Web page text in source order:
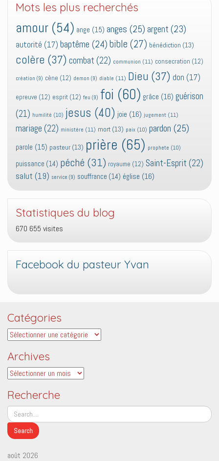
Mots les plus recherchés
amour (54) ange (15) anges (25) argent (23)
autorité (17) baptême (24) bible (27) bénédiction (13)
colère (37) combat (22) communion (11) consecration (12)
création (9) cène (12) demon (9) diable (11) Dieu (37) don (17)
epreuve (12) esprit (12) feu (9) foi (60) grâce (16) guérison
(21) humilité (10) jesus (40) joie (16) jugement (11)
mariage (22) ministère (11) mort (13) paix (10) pardon (25)
parole (15) pasteur (13) prière (65) prophete (10)
puissance (14) péché (31) royaume (12) Saint-Esprit (22)
salut (19) service (9) souffrance (14) église (16)
Statistiques du blog
670 655 visites
Facebook du pasteur Yvan
Catégories
Catégories
Archives
Archives
Recherche
août 2026